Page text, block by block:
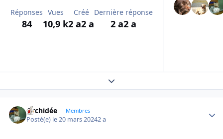
Réponses
84
Vues
10,9 k
Créé
2 a2 a
Dernière réponse
2 a2 a
Expand topic overview
Orchidée Membres
Posté(e) le 20 mars 20242 a